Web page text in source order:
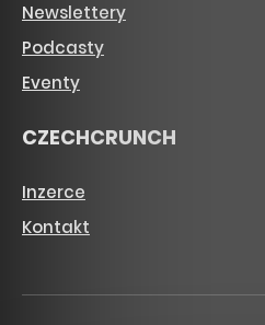
Newslettery
Podcasty
Eventy
CZECHCRUNCH
Inzerce
Kontakt